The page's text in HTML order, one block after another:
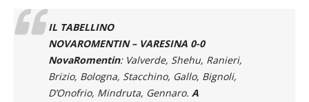
IL TABELLINO
NOVAROMENTIN – VARESINA 0-0
NovaRomentin: Valverde, Shehu, Ranieri,
Brizio, Bologna, Stacchino, Gallo, Bignoli,
D’Onofrio, Mindruta, Gennaro. A